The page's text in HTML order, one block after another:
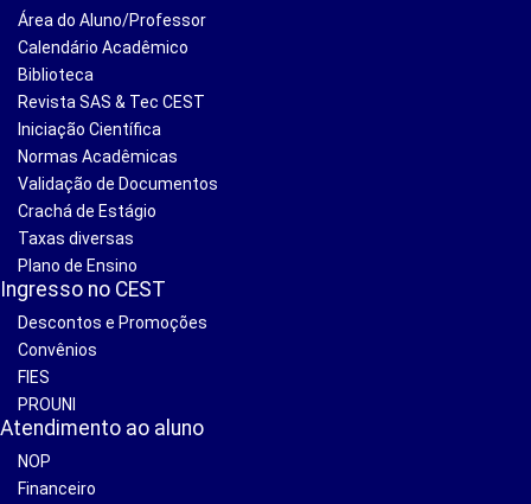
Área do Aluno/Professor
Calendário Acadêmico
Biblioteca
Revista SAS & Tec CEST
Iniciação Científica
Normas Acadêmicas
Validação de Documentos
Crachá de Estágio
Taxas diversas
Plano de Ensino
Ingresso no CEST
Descontos e Promoções
Convênios
FIES
PROUNI
Atendimento ao aluno
NOP
Financeiro